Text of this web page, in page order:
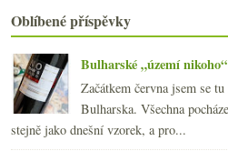
Rudý fantom Burgenlandu
Mušle a (nejen) trapistická piva
Cuketové carpaccio k letnímu
►července
►června(22)
května(20)
►dubna(21)
Oblíbené příspěvky
Bulharské „území
Začátkem června jsem se
Bulharska. Všechna
stejně jako dnešní vzorek, a pro...